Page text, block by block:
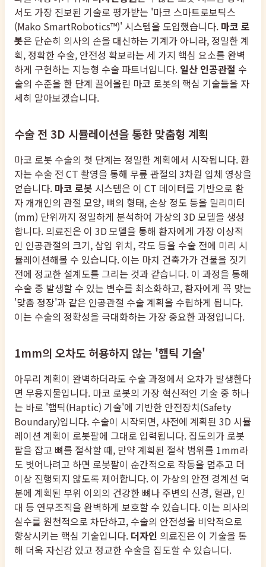
서도 가장 진보된 기술로 평가받는 '마코 스마트로보틱스
(Mako SmartRobotics™)' 시스템을 도입했습니다. 마코 로
봇은 단순히 의사의 손을 대신하는 기계가 아니라, 정밀한 계
획, 정확한 수술, 안전성 확보라는 세 가지 핵심 요소를 완벽
하게 구현하는 지능형 수술 파트너입니다. 일산 인공관절 수
술의 수준을 한 단계 끌어올린 마코 로봇의 핵심 기술들을 자
세히 알아보겠습니다.
수술 전 3D 시뮬레이션을 통한 맞춤형 계획
마코 로봇 수술의 첫 단계는 정밀한 계획에서 시작됩니다. 환
자는 수술 전 CT 촬영을 통해 무릎 관절의 3차원 입체 영상을
얻습니다. 마코 로봇 시스템은 이 CT 데이터를 기반으로 환
자 개개인의 관절 모양, 뼈의 형태, 손상 정도 등을 밀리미터
(mm) 단위까지 정밀하게 분석하여 가상의 3D 모델을 생성
합니다. 의료진은 이 3D 모델을 통해 환자에게 가장 이상적
인 인공관절의 크기, 삽입 위치, 각도 등을 수술 전에 미리 시
뮬레이션해볼 수 있습니다. 이는 마치 건축가가 건물을 짓기
전에 정교한 설계도를 그리는 것과 같습니다. 이 과정을 통해
수술 중 발생할 수 있는 변수를 최소화하고, 환자에게 꼭 맞는
'맞춤 정장'과 같은 인공관절 수술 계획을 수립하게 됩니다.
이는 수술의 정확성을 극대화하는 가장 중요한 과정입니다.
1mm의 오차도 허용하지 않는 '햅틱 기술'
아무리 계획이 완벽하더라도 수술 과정에서 오차가 발생한다
면 무용지물입니다. 마코 로봇의 가장 혁신적인 기술 중 하나
는 바로 '햅틱(Haptic) 기술'에 기반한 안전장치(Safety
Boundary)입니다. 수술이 시작되면, 사전에 계획된 3D 시뮬
레이션 계획이 로봇팔에 그대로 입력됩니다. 집도의가 로봇
팔을 잡고 뼈를 절삭할 때, 만약 계획된 절삭 범위를 1mm라
도 벗어나려고 하면 로봇팔이 순간적으로 작동을 멈추고 더
이상 진행되지 않도록 제어합니다. 이 가상의 안전 경계선 덕
분에 계획된 부위 이외의 건강한 뼈나 주변의 신경, 혈관, 인
대 등 연부조직을 완벽하게 보호할 수 있습니다. 이는 의사의
실수를 원천적으로 차단하고, 수술의 안전성을 비약적으로
향상시키는 핵심 기술입니다. 더자인 의료진은 이 기술을 통
해 더욱 자신감 있고 정교한 수술을 집도할 수 있습니다.